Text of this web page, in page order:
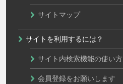
サイトマップ
サイトを利用するには？
サイト内検索機能の使い方
会員登録をお願いします